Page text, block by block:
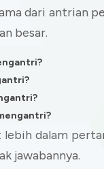
dari antrian
besar.
dalam
jawabannya.